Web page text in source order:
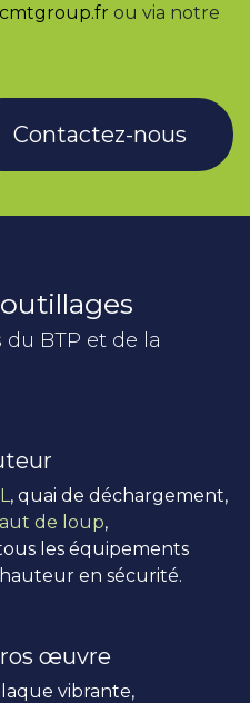
ou via notre
Contactez-nous
BTP et de la
, quai de déchargement,
de loup,
les équipements
en sécurité.
œuvre
vibrante,